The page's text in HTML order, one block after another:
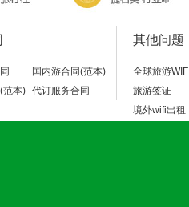
国内游合同(范本)
范本) 代订服务合同
其他问题
全球旅游WIFI
旅游签证
境外wifi出租